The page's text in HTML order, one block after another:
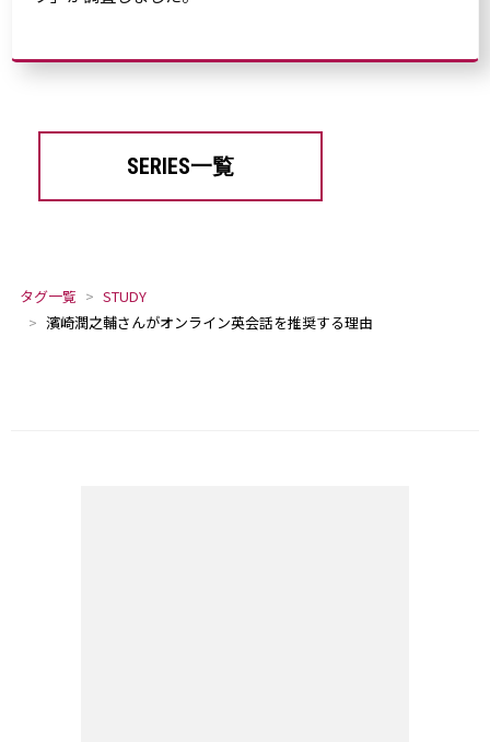
SERIES一覧
タグ一覧
STUDY
濱崎潤之輔さんがオンライン英会話を推奨する理由